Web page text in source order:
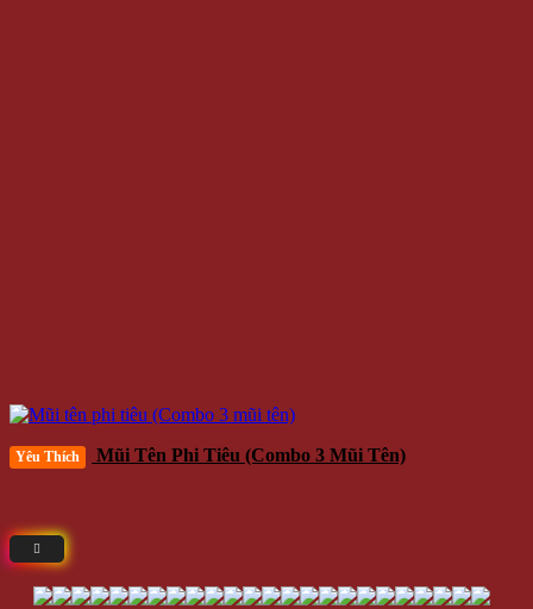
Yêu Thích Mũi Tên Phi Tiêu (Combo 3 Mũi Tên)